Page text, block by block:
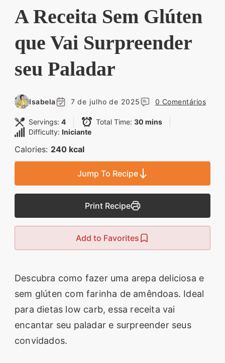
irresistíveis, refeições
saudáveis e práticas,
além de dicas exclusivas
Quer aprender a fazer
um almoço delicioso,
um jantar especial ou
na boca? Nós temos
tudo o que você
precisa! Explore nosso
site e descubra técnicas
culinárias incríveis,
segredos valiosos e
todos ao seu redor.
agora mesmo!
A Receita Sem Glúten
que Vai Surpreender
seu Paladar
Isabela 7 de julho de 2025 0 Comentários
Servings: 4 Total Time: 30 mins
Difficulty: Iniciante
Calories: 240 kcal
Jump To Recipe
Print Recipe
Add to Favorites
Descubra como fazer uma arepa deliciosa e
sem glúten com farinha de amêndoas. Ideal
para dietas low carb, essa receita vai
encantar seu paladar e surpreender seus
convidados.